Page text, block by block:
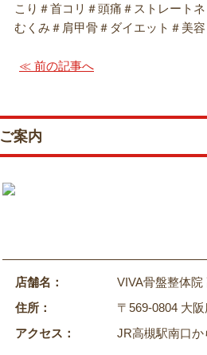
こり＃首コリ＃頭痛＃ストレート
むくみ＃肩甲骨＃ダイエット＃美容
≪ 前の記事へ
ご案内
店舗名：
VIVA骨盤整体院
住所：
〒569-0804 大
アクセス：
JR高槻駅南口